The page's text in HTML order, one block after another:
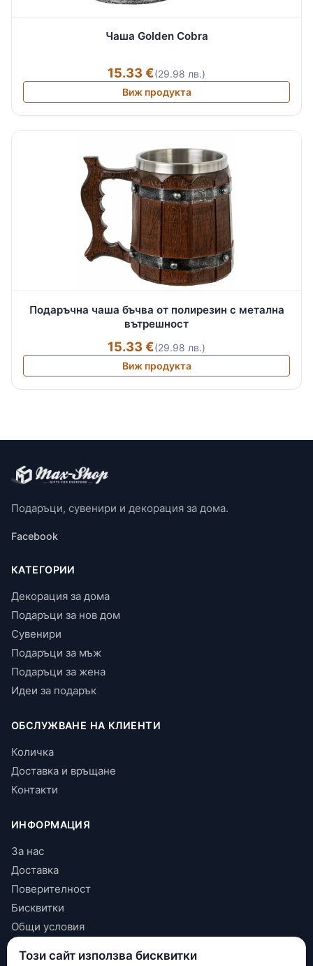
Чаша Golden Cobra
15.33 €(29.98 лв.)
Виж продукта
Подаръчна чаша бъчва от полирезин с метална
вътрешност
15.33 €(29.98 лв.)
Виж продукта
Подаръци, сувенири и декорация за дома.
Facebook
КАТЕГОРИИ
Декорация за дома
Подаръци за нов дом
Сувенири
Подаръци за мъж
Подаръци за жена
Идеи за подарък
ОБСЛУЖВАНЕ НА КЛИЕНТИ
Количка
Доставка и връщане
Контакти
ИНФОРМАЦИЯ
За нас
Доставка
Поверителност
Бисквитки
Общи условия
КОНТАКТИ
Този сайт използва бисквитки